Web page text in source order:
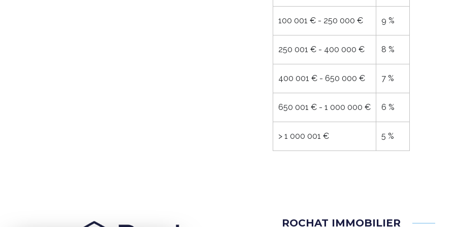
100 001 € - 250 000 € 9 %
250 001 € - 400 000 € 8 %
400 001 € - 650 000 € 7 %
650 001 € - 1 000 000 € 6 %
>1 000 001 € 5 %
ROCHAT IMMOBILIER